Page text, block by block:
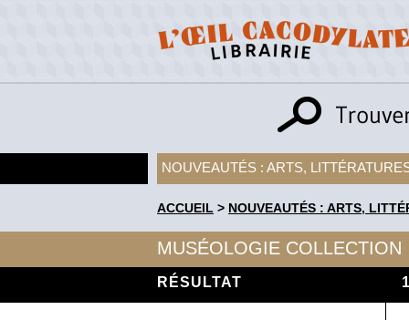
NOUVEAUTÉS : ARTS,
ACCUEIL > NOUVEAUTÉS : ARTS,
MUSÉOLOGIE COLLECTION
RÉSULTAT